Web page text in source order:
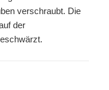
verschraubt. Die
der